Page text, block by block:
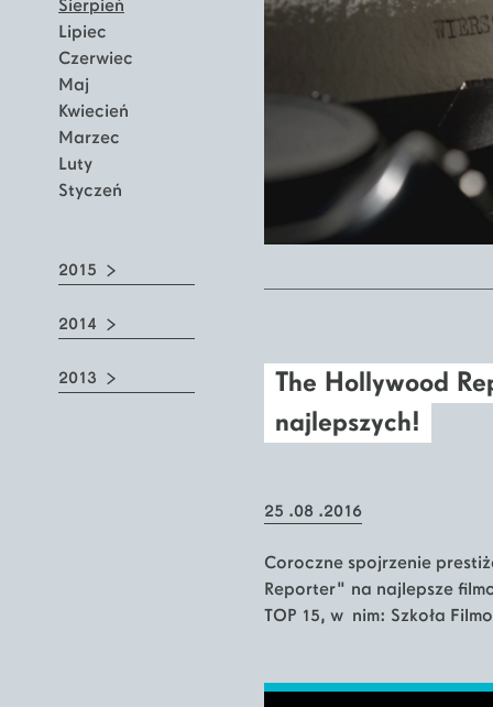
Sierpień
Lipiec
Czerwiec
Maj
Kwiecień
Marzec
Luty
Styczeń
2015
2014
2013
The Hollywood
najlepszych!
25 .08 .2016
Coroczne spojrzenie
Reporter" na najlepsze
TOP 15, w nim: Szkoła